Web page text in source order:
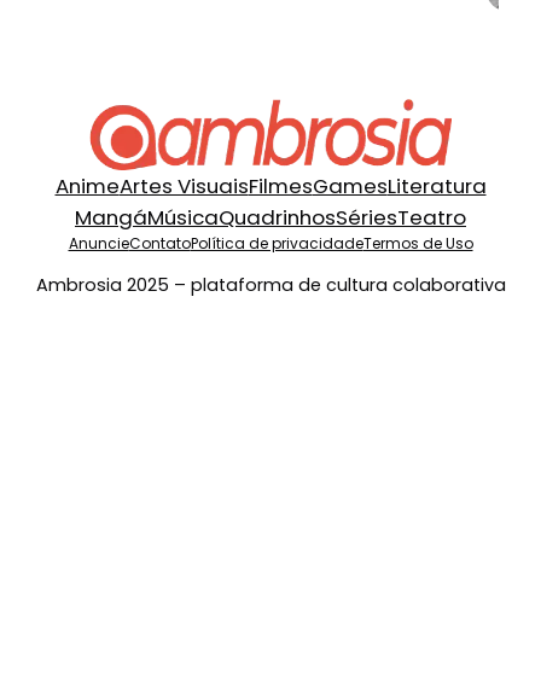
AnimeArtes VisuaisFilmesGamesLiteratura
MangáMúsicaQuadrinhosSériesTeatro
AnuncieContatoPolítica de privacidadeTermos de Uso
Ambrosia 2025 – plataforma de cultura colaborativa